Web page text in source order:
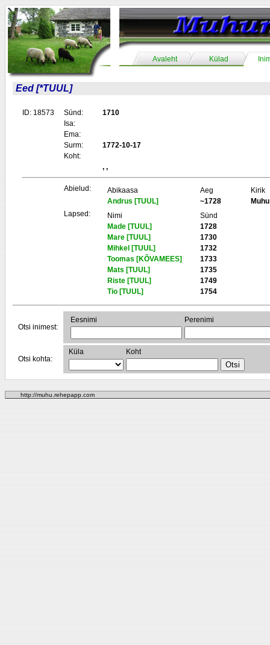
Avaleht Külad
Eed [*TUUL]
ID: 18573 Sünd:
1710
Isa:
Ema:
Surm:
1772-10-17
Koht:
, ,
Abielud: Abikaasa Aeg
Kirik
Andrus [TUUL]
~1728
Muhu
Lapsed:
Nimi
Sünd
Made [TUUL]
1728
Mare [TUUL]
1730
Mihkel [TUUL]
1732
Toomas [KÕVAMEES]
1733
Mats [TUUL]
1735
Riste [TUUL]
1749
Tio [TUUL]
1754
Otsi inimest:
Eesnimi Perenimi
Otsi kohta:
Küla Koht
http://muhu.rehepapp.com